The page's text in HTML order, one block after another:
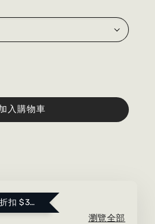
入購物車
加購指定衣物就能再折扣 $300 ！點這裡看更多～
瀏覽全部